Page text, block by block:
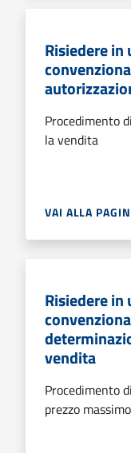
Risiedere
Procedimento
la vendita
VAI ALLA
Risiedere
vendita
Procedimento
prezzo